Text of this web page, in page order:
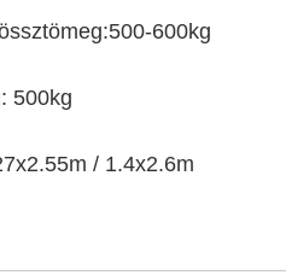
600kg
500kg
/ 1.4x2.6m